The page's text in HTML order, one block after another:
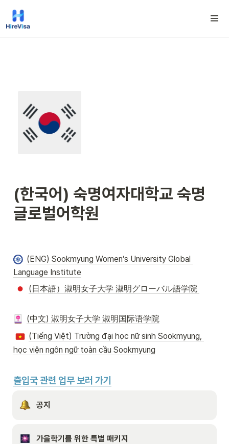
(한국어) 숙명여자대학교 숙명
글로벌어학원
(ENG) Sookmyung Women’s University Global
Language Institute
(日本語）淑明女子大学 淑明グローバル語学院
(中文) 淑明女子大学 淑明国际语学院
(Tiếng Việt) Trường đại học nữ sinh Sookmyung,
học viện ngôn ngữ toàn cầu Sookmyung
출입국 관련 업무 보러 가기
공지
가을학기를 위한 특별 패키지